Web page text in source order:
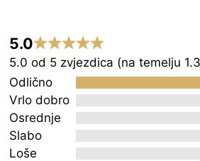
5.0
Rated
5.0
out
of
5.0 od 5 zvjezdica (na temelju
Odlično
Vrlo dobro
Osrednje
Slabo
Loše